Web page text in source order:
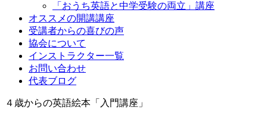
「おうち英語と中学受験の両立」講座
オススメの開講講座
受講者からの喜びの声
協会について
インストラクター一覧
お問い合わせ
代表ブログ
４歳からの英語絵本「入門講座」